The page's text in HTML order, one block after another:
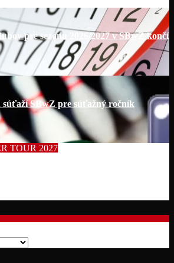
pre sezónu 2026/2027 v SBwZ končí
súťaží SBwZ pre súťažný ročník
TOUR 2027